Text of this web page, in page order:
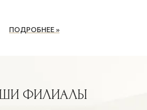
ПОДРОБНЕЕ »
ФИЛИАЛЫ